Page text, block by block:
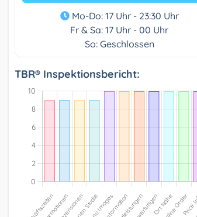
Mo-Do: 17 Uhr - 23:30 Uhr
Fr & Sa: 17 Uhr - 00 Uhr
So: Geschlossen
TBR® Inspektionsbericht: